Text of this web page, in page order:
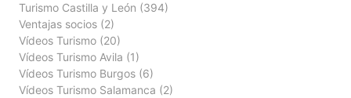
Turismo Castilla y León (394)
Ventajas socios (2)
Vídeos Turismo (20)
Vídeos Turismo Avila (1)
Vídeos Turismo Burgos (6)
Vídeos Turismo Salamanca (2)